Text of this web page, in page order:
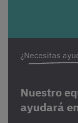
¿Necesitas
Nuestro
ayudará